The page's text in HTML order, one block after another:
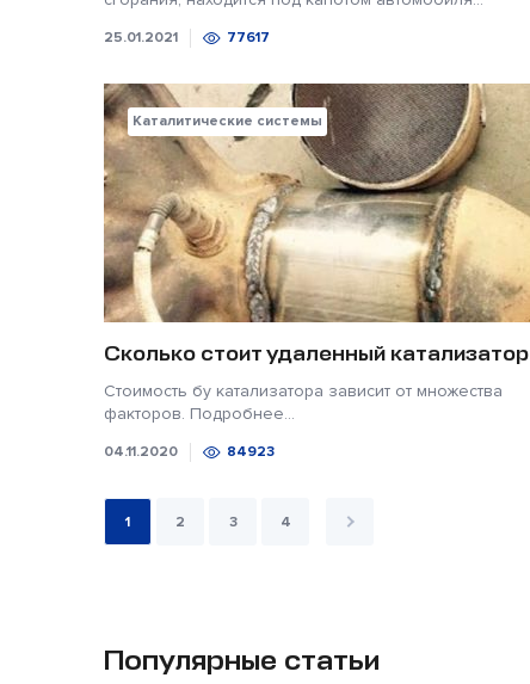
25.01.2021 77617
Каталитические системы
Сколько стоит удаленный катализатор
Стоимость бу катализатора зависит от множества
факторов. Подробнее...
04.11.2020 84923
1 2 3 4
Популярные статьи